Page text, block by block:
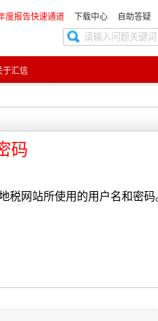
度报告快速通道 下载中心 自助答疑
于汇信
码
税网站所使用的用户名和密码